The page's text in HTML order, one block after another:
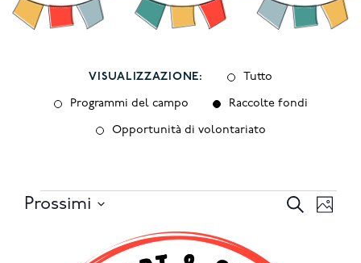
VISUALIZZAZIONE: Tutto
Programmi del campo Raccolte fondi
Opportunità di volontariato
Eventi
Eventi
Cerca
Foto
Prossimi